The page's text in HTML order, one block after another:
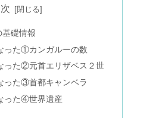
基礎情報
った①カンガルーの数
った②元首エリザベス２世
った③首都キャンベラ
った④世界遺産